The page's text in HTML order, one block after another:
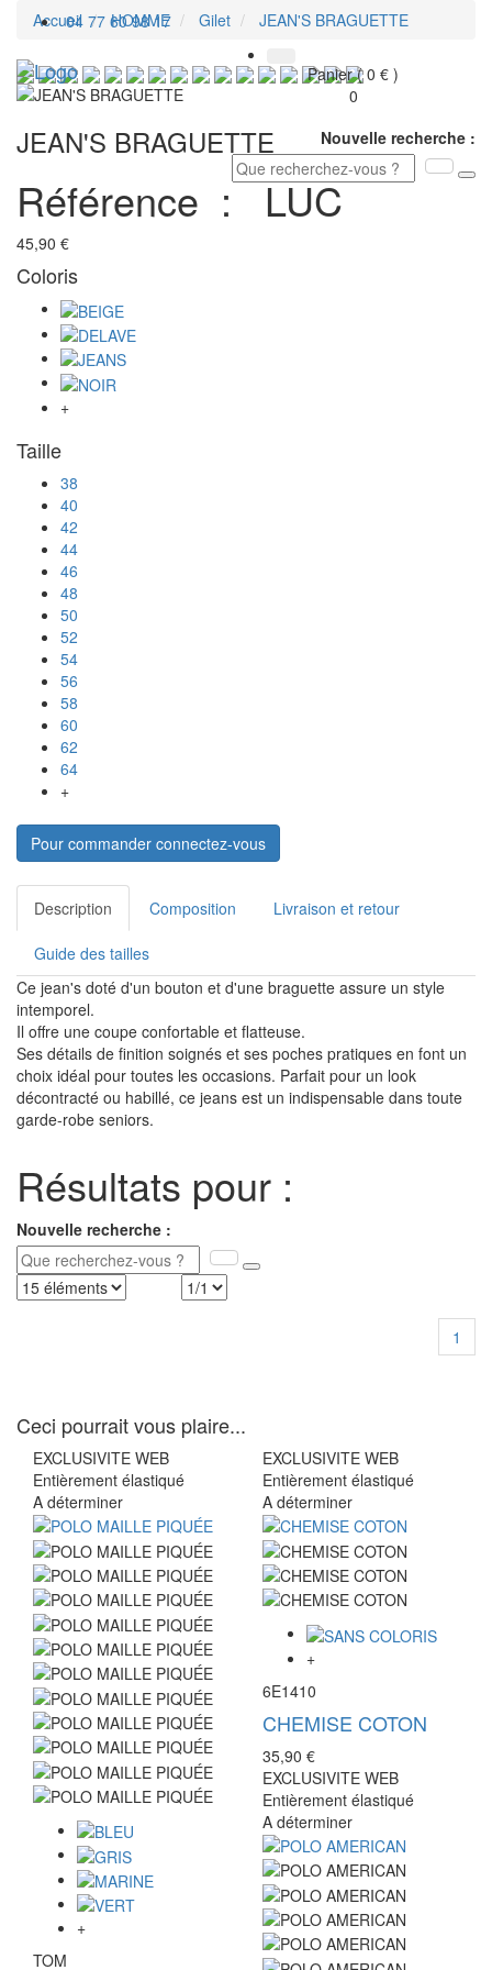
04 77 60 98 17
Panier ( 0 € )
0
Nouvelle recherche :
Accueil HOMME Gilet JEAN'S BRAGUETTE
JEAN'S BRAGUETTE
Référence :LUC
45,90 €
Coloris
+
Taille
38
40
42
44
46
48
50
52
54
56
58
60
62
64
+
Pour commander connectez-vous
Description Composition Livraison et retour
Guide des tailles
Ce jean's doté d'un bouton et d'une braguette assure un style
intemporel.
Il offre une coupe confortable et flatteuse.
Ses détails de finition soignés et ses poches pratiques en font un
choix idéal pour toutes les occasions. Parfait pour un look
décontracté ou habillé, ce jeans est un indispensable dans toute
garde-robe seniors.
Résultats pour :
Nouvelle recherche :
1
Ceci pourrait vous plaire...
EXCLUSIVITE WEB
Entièrement élastiqué
A déterminer
+
TOM
EXCLUSIVITE WEB
Entièrement élastiqué
A déterminer
+
6E1410
CHEMISE COTON
35,90 €
EXCLUSIVITE WEB
Entièrement élastiqué
A déterminer